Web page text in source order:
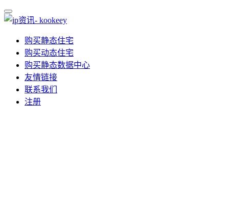
购买静态住宅
购买动态住宅
购买静态数据中心
友情链接
联系我们
注册